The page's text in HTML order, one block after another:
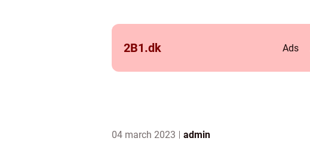
2B1.dk Ads
04 march 2023 admin